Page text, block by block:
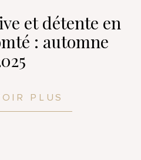
et détente en
: automne
PLUS